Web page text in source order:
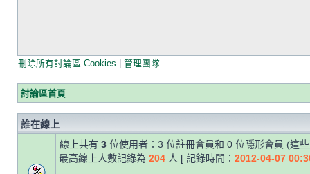
刪除所有討論區 Cookies 管理團隊
討論區首頁
誰在線上
線上共有 3 位使用者：3 位註冊會員和 0 位隱形會員 (這
最高線上人數記錄為 204 人 [ 記錄時間： 2012-04-07